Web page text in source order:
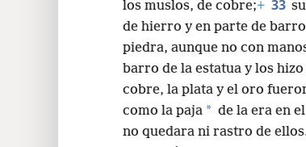
estaba hecha de oro fino;+ el
los muslos, de cobre;+ 33
de hierro y en parte de
piedra, aunque no con
barro de la estatua y los
cobre, la plata y el oro
como la paja * de la era en